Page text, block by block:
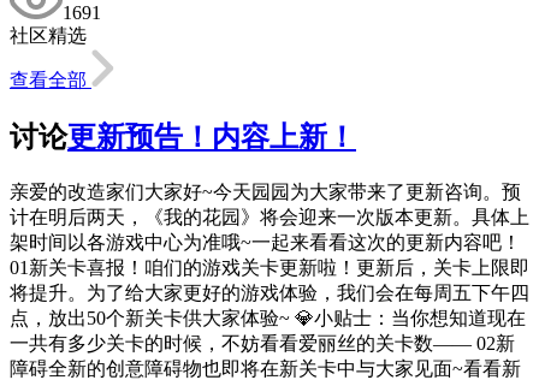
1691
社区精选
查看全部
讨论更新预告！内容上新！
亲爱的改造家们大家好~今天园园为大家带来了更新咨询。预
计在明后两天，《我的花园》将会迎来一次版本更新。具体上
架时间以各游戏中心为准哦~一起来看看这次的更新内容吧！
01新关卡喜报！咱们的游戏关卡更新啦！更新后，关卡上限即
将提升。为了给大家更好的游戏体验，我们会在每周五下午四
点，放出50个新关卡供大家体验~ 💎小贴士：当你想知道现在
一共有多少关卡的时候，不妨看看爱丽丝的关卡数—— 02新
障碍全新的创意障碍物也即将在新关卡中与大家见面~看看新